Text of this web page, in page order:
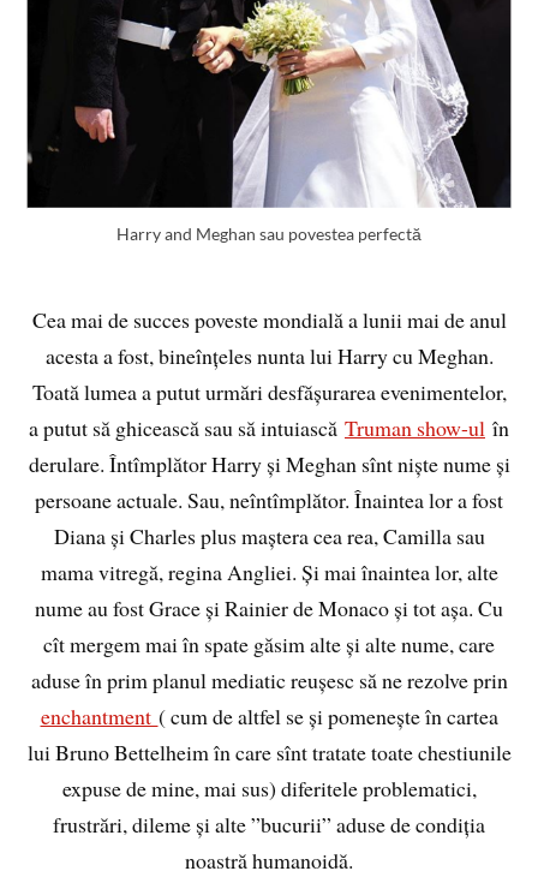
Harry and Meghan sau povestea perfectă
Cea mai de succes poveste mondială a lunii mai de anul
acesta a fost, bineînțeles nunta lui Harry cu Meghan.
Toată lumea a putut urmări desfășurarea evenimentelor,
a putut să ghicească sau să intuiască Truman show-ul în
derulare. Întîmplător Harry și Meghan sînt niște nume și
persoane actuale. Sau, neîntîmplător. Înaintea lor a fost
Diana și Charles plus maștera cea rea, Camilla sau
mama vitregă, regina Angliei. Și mai înaintea lor, alte
nume au fost Grace și Rainier de Monaco și tot așa. Cu
cît mergem mai în spate găsim alte și alte nume, care
aduse în prim planul mediatic reușesc să ne rezolve prin
enchantment ( cum de altfel se și pomenește în cartea
lui Bruno Bettelheim în care sînt tratate toate chestiunile
expuse de mine, mai sus) diferitele problematici,
frustrări, dileme și alte ”bucurii” aduse de condiția
noastră humanoidă.